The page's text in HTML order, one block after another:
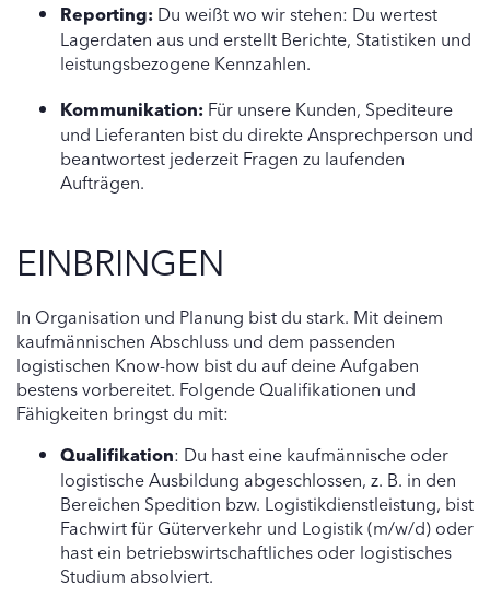
Reporting: Du weißt wo wir stehen: Du wertest
Lagerdaten aus und erstellt Berichte, Statistiken und
leistungsbezogene Kennzahlen.
Kommunikation: Für unsere Kunden, Spediteure
und Lieferanten bist du direkte Ansprechperson und
beantwortest jederzeit Fragen zu laufenden
Aufträgen.
EINBRINGEN
In Organisation und Planung bist du stark. Mit deinem
kaufmännischen Abschluss und dem passenden
logistischen Know-how bist du auf deine Aufgaben
bestens vorbereitet. Folgende Qualifikationen und
Fähigkeiten bringst du mit:
Qualifikation: Du hast eine kaufmännische oder
logistische Ausbildung abgeschlossen, z. B. in den
Bereichen Spedition bzw. Logistikdienstleistung, bist
Fachwirt für Güterverkehr und Logistik (m/w/d) oder
hast ein betriebswirtschaftliches oder logistisches
Studium absolviert.